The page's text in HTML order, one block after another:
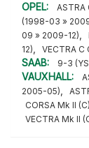
OPEL:
(1998-03 »
09 » 2009-12)
12)
VECTRA
SAAB: 9-3
VAUXHALL:
2005-05)
CORSA Mk II
VECTRA Mk II